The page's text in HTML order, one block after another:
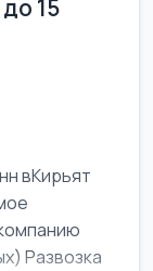
15
вКирьят
Развозка